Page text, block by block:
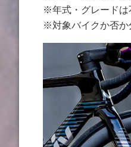
※年式・グレードは
※対象バイクか否か